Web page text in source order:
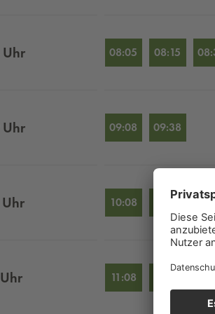
Uhr 08:05 08:15
Uhr 09:08 09:38
Uhr 10:08 10:38
Uhr 11:08